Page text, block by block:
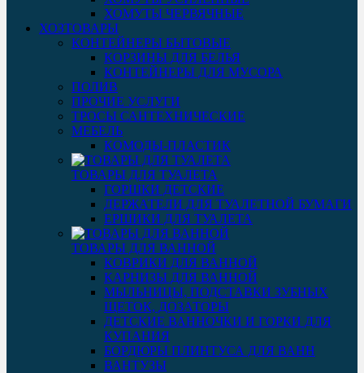
ХОМУТЫ ЧЕРВЯЧНЫЕ
ХОЗТОВАРЫ
КОНТЕЙНЕРЫ БЫТОВЫЕ
КОРЗИНЫ ДЛЯ БЕЛЬЯ
КОНТЕЙНЕРЫ ДЛЯ МУСОРА
ПОЛИВ
ПРОЧИЕ УСЛУГИ
ТРОСЫ САНТЕХНИЧЕСКИЕ
МЕБЕЛЬ
КОМОДЫ-ПЛАСТИК
ТОВАРЫ ДЛЯ ТУАЛЕТА
ГОРШКИ ДЕТСКИЕ
ДЕРЖАТЕЛИ ДЛЯ ТУАЛЕТНОЙ БУМАГИ
ЕРШИКИ ДЛЯ ТУАЛЕТА
ТОВАРЫ ДЛЯ ВАННОЙ
КОВРИКИ ДЛЯ ВАННОЙ
КАРНИЗЫ ДЛЯ ВАННОЙ
МЫЛЬНИЦЫ, ПОДСТАВКИ ЗУБНЫХ
ЩЕТОК, ДОЗАТОРЫ
ДЕТСКИЕ ВАННОЧКИ И ГОРКИ ДЛЯ
КУПАНИЯ
БОРДЮРЫ ПЛИНТУСА ДЛЯ ВАНН
ВАНТУЗЫ